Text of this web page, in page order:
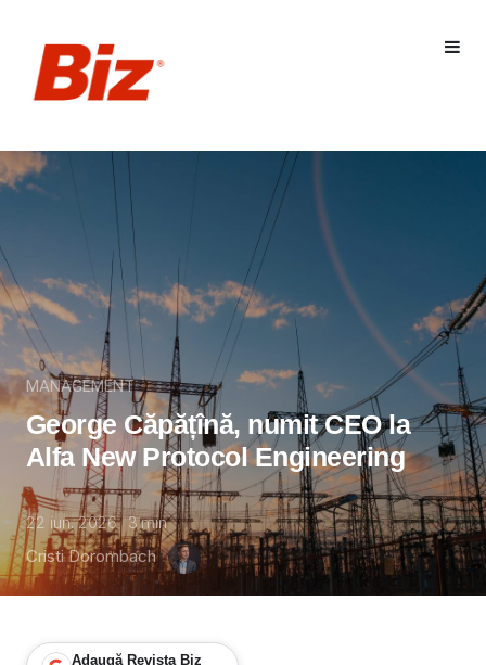
MANAGEMENT
George Căpățînă, numit CEO la
Alfa New Protocol Engineering
22 iun. 2026 3 min
Cristi Dorombach
Adaugă Revista Biz